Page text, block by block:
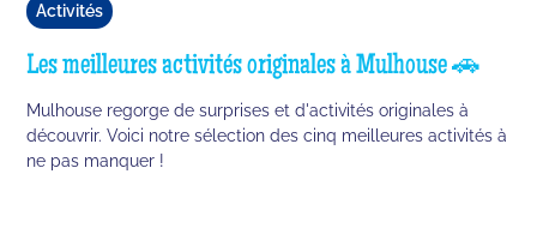
Activités
Les meilleures activités originales à Mulhouse 🚗
Mulhouse regorge de surprises et d'activités originales à
découvrir. Voici notre sélection des cinq meilleures activités à
ne pas manquer !